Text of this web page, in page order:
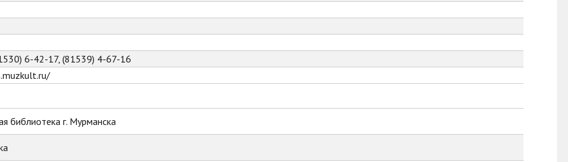
6-42-17, (81539) 4-67-16
библиотека г. Мурманска